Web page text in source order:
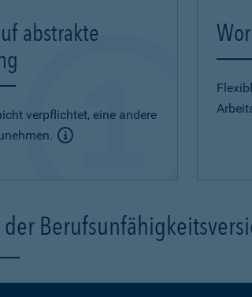
abstrakte
verpflichtet, eine andere